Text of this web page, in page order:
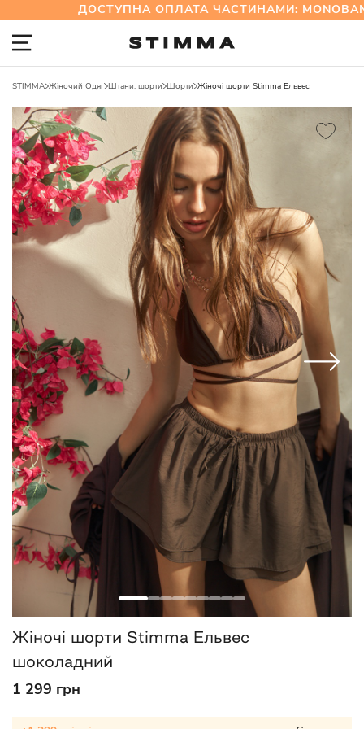
ДОСТУПНА ОПЛАТА ЧАСТИНАМИ:
STIMMA Жіночий Одяг Штани, шорти Шорти Жіночі шорти Stimma Ельвес
Жіночі шорти Stimma Ельвес
шоколадний
1 299 грн